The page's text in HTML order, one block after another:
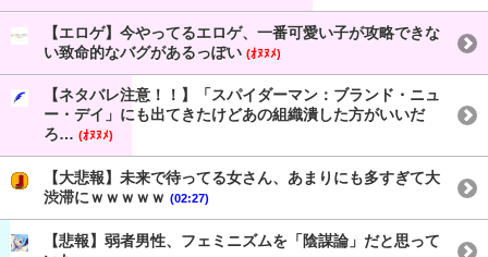
【エロゲ】今やってるエロゲ、一番可愛い子が攻略できな
い致命的なバグがあるっぽい (ｵﾇﾇﾒ)
【ネタバレ注意！！】「スパイダーマン：ブランド・ニュ
ー・デイ」にも出てきたけどあの組織潰した方がいいだ
ろ… (ｵﾇﾇﾒ)
【大悲報】未来で待ってる女さん、あまりにも多すぎて大
渋滞にｗｗｗｗｗ (02:27)
【悲報】弱者男性、フェミニズムを「陰謀論」だと思って